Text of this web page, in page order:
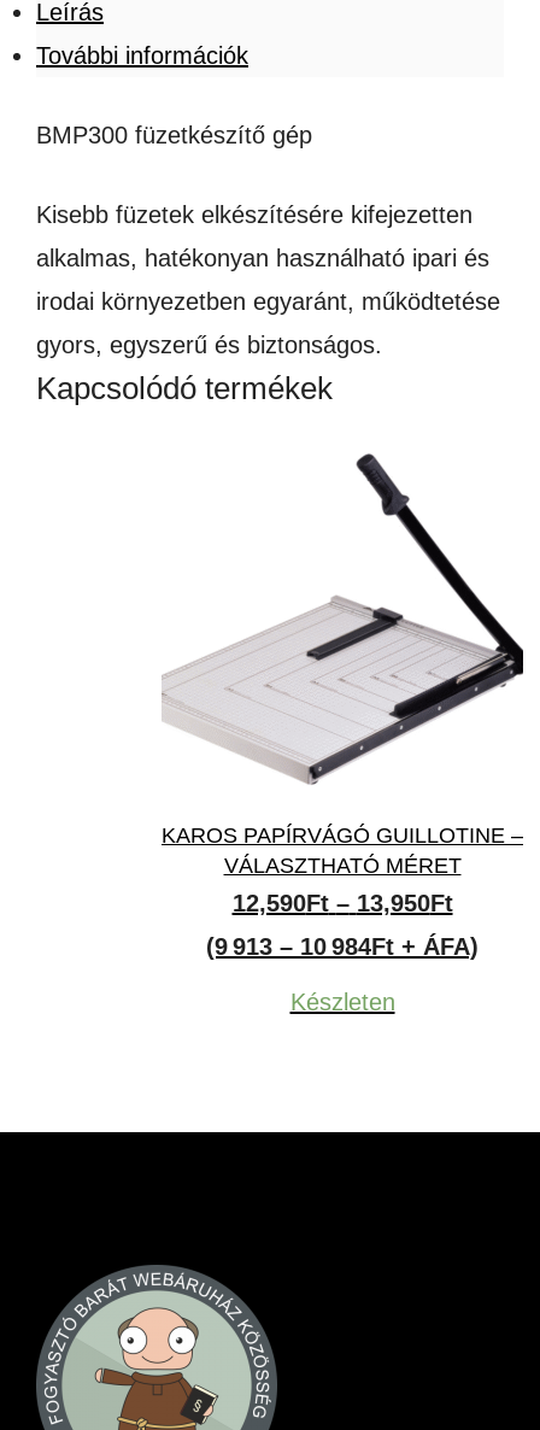
Leírás
További információk
BMP300 füzetkészítő gép
Kisebb füzetek elkészítésére kifejezetten
alkalmas, hatékonyan használható ipari és
irodai környezetben egyaránt, működtetése
gyors, egyszerű és biztonságos.
Kapcsolódó termékek
KAROS PAPÍRVÁGÓ GUILLOTINE –
VÁLASZTHATÓ MÉRET
12,590Ft – 13,950Ft
(9 913 – 10 984Ft + ÁFA)
Készleten